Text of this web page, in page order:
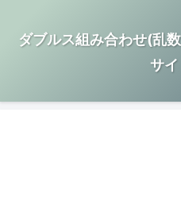
ダブルス組み合わせ(乱
サイ